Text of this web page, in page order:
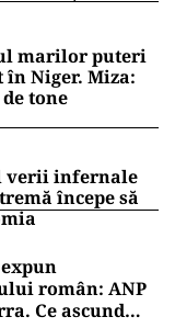
marilor puteri
Niger. Miza:
de tone
verii infernale
începe să
român: ANP
Ce ascund